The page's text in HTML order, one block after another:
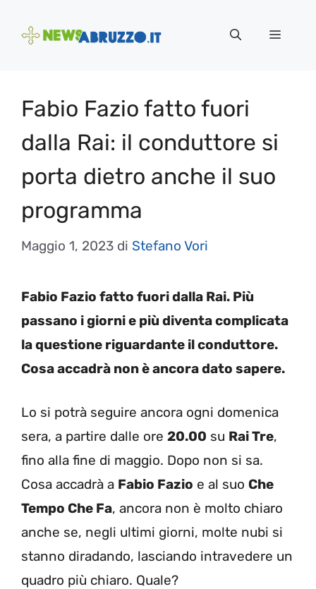
Menu
Fabio Fazio fatto fuori
dalla Rai: il conduttore si
porta dietro anche il suo
programma
Maggio 1, 2023 di Stefano Vori
Fabio Fazio fatto fuori dalla Rai. Più
passano i giorni e più diventa complicata
la questione riguardante il conduttore.
Cosa accadrà non è ancora dato sapere.
Lo si potrà seguire ancora ogni domenica
sera, a partire dalle ore 20.00 su Rai Tre,
fino alla fine di maggio. Dopo non si sa.
Cosa accadrà a Fabio Fazio e al suo Che
Tempo Che Fa, ancora non è molto chiaro
anche se, negli ultimi giorni, molte nubi si
stanno diradando, lasciando intravedere un
quadro più chiaro. Quale?